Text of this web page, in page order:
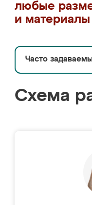
любые
и материалы
Часто
Схема